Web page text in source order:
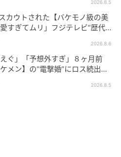
背中を追いかけていま
かすと、山下は恐縮してい
社長・鵤を演じた高橋は、
で「僕の台本には書いてな
るんです」とアドリブがあ
2026.8.5
カウトされた【バケモノ級の美
すぎてムリ」フジテレビ“歴代N
2026.8.6
えぐ」「予想外すぎ」８ヶ月前
ケメン】の“電撃婚”にロス続出！
2026.8.5